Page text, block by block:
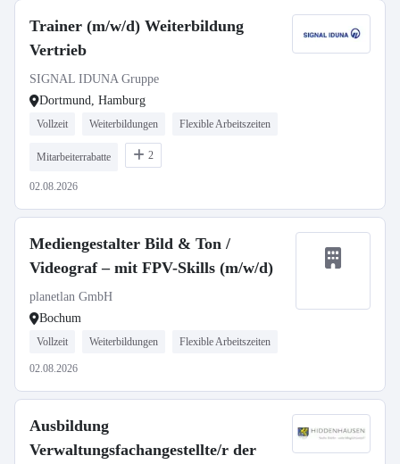
Trainer (m/w/d) Weiterbildung
Vertrieb
SIGNAL IDUNA Gruppe
Dortmund, Hamburg
Vollzeit Weiterbildungen Flexible Arbeitszeiten
Mitarbeiterrabatte 2
02.08.2026
Mediengestalter Bild & Ton /
Videograf – mit FPV-Skills (m/w/d)
planetlan GmbH
Bochum
Vollzeit Weiterbildungen Flexible Arbeitszeiten
02.08.2026
Ausbildung
Verwaltungsfachangestellte/r der